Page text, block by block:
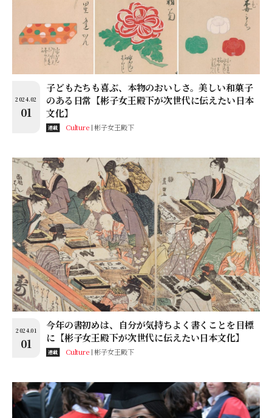
2024.02
01
子どもたちも喜ぶ、本物のおいしさ。美しい和菓子
のある日常【彬子女王殿下が次世代に伝えたい日本
文化】
連載 Culture 彬子女王殿下
2024.01
01
今年の書初めは、自分が気持ちよく書くことを目標
に【彬子女王殿下が次世代に伝えたい日本文化】
連載 Culture 彬子女王殿下